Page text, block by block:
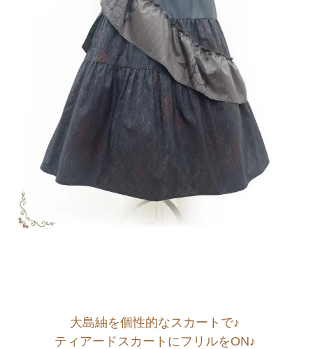
大島紬を個性的なスカートで♪
ティアードスカートにフリルをON♪